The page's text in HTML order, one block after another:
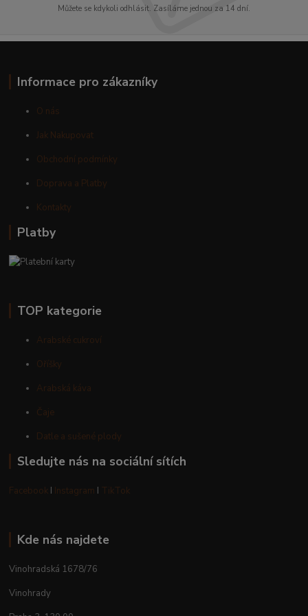
Můžete se kdykoli odhlásit. Zasíláme jednou za 14 dní.
Informace pro zákazníky
O nás
Jak Nakupovat
Obchodní podmínky
Doprava a Platby
Kontakty
Platby
TOP kategorie
Arabské cukroví
Oříšky
Arabská káva
Čaje
Datle a sušené plody
Sledujte nás na sociální sítích
Facebook I Instagram I TikTok
Kde nás najdete
Vinohradská 1678/76
Vinohrady